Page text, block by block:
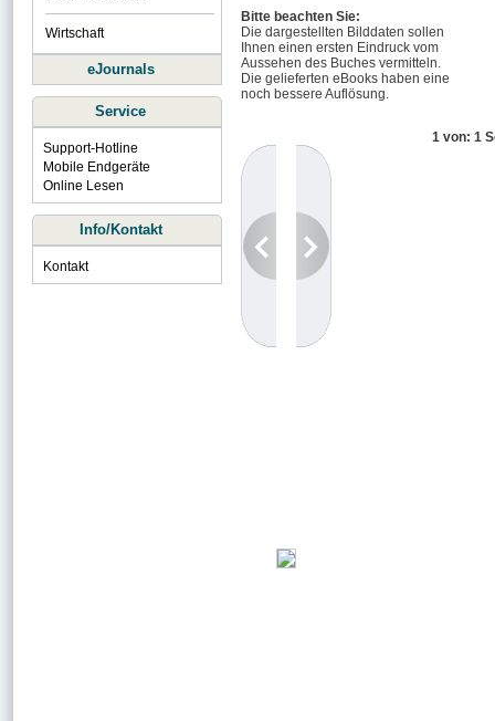
Bitte beachten Sie:
Die dargestellten Bilddaten sollen
Ihnen einen ersten Eindruck vom
Aussehen des Buches vermitteln.
Die gelieferten eBooks haben eine
noch bessere Auflösung.
1 von: 1
Wirtschaft
eJournals
Service
Support-Hotline
Mobile Endgeräte
Online Lesen
Info/Kontakt
Kontakt